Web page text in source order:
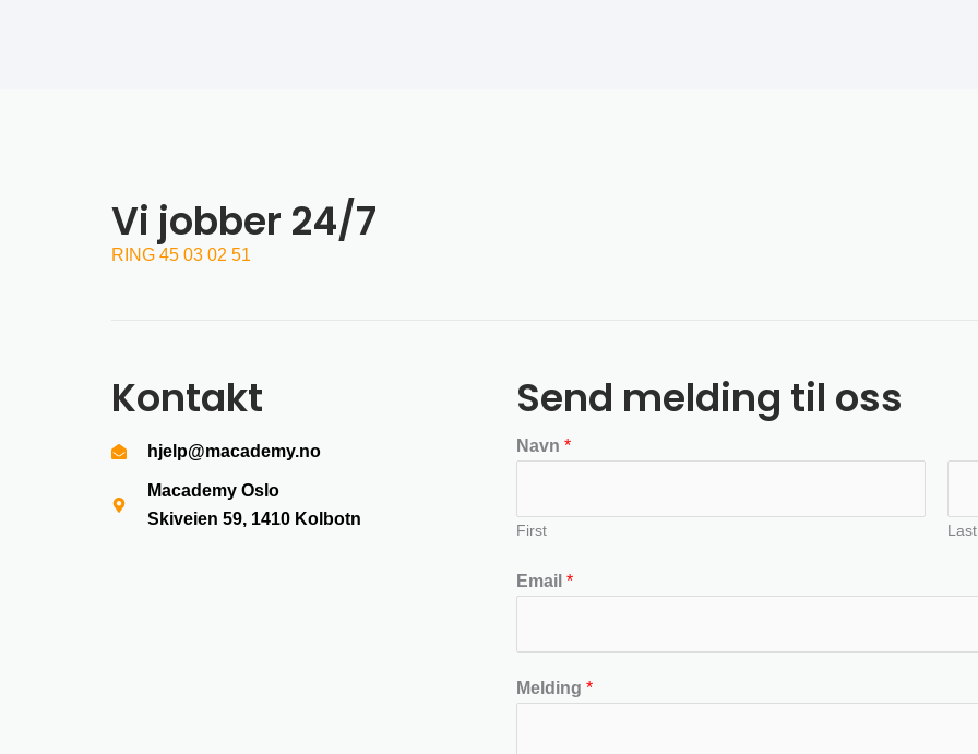
Vi jobber 24/7
RING 45 03 02 51
Kontakt
hjelp@macademy.no
Macademy Oslo
Skiveien 59, 1410 Kolbotn
Send melding til oss
Navn*
First Last
Email*
Melding*